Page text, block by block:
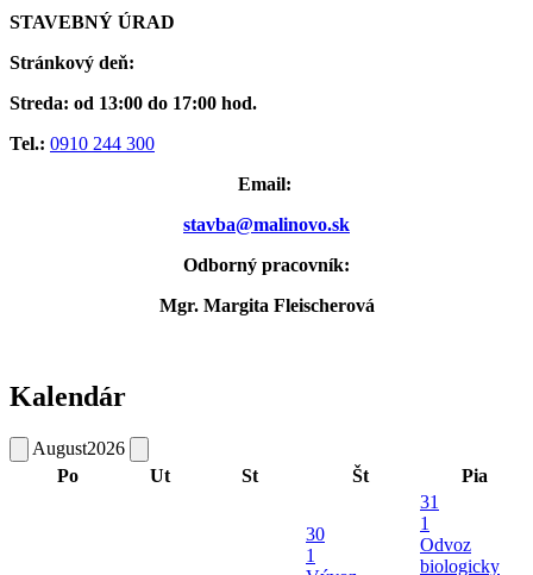
STAVEBNÝ ÚRAD
Stránkový deň:
Streda: od 13:00 do 17:00 hod.
Tel.: 0910 244 300
Email:
stavba@malinovo.sk
Odborný pracovník:
Mgr. Margita Fleischerová
Kalendár
August2026
Po
Ut St Št Pia
30
1
31
1
Odvoz
biologicky